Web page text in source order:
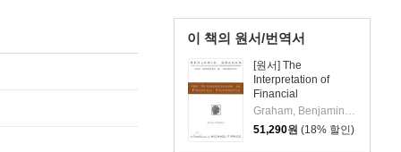
이 책의 원서/번역서
[원서] The
Interpretation of
Financial
Statements: The
Classic 1937 Edition
Graham, Benjamin / Meredith, Spencer B.
51,290원 (18% 할인)